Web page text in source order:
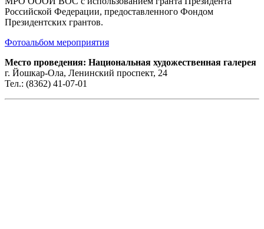
Российской Федерации, предоставленного Фондом
Президентских грантов.
Фотоальбом мероприятия
Место проведения: Национальная художественная галерея
г. Йошкар-Ола, Ленинский проспект, 24
Тел.: (8362) 41-07-01